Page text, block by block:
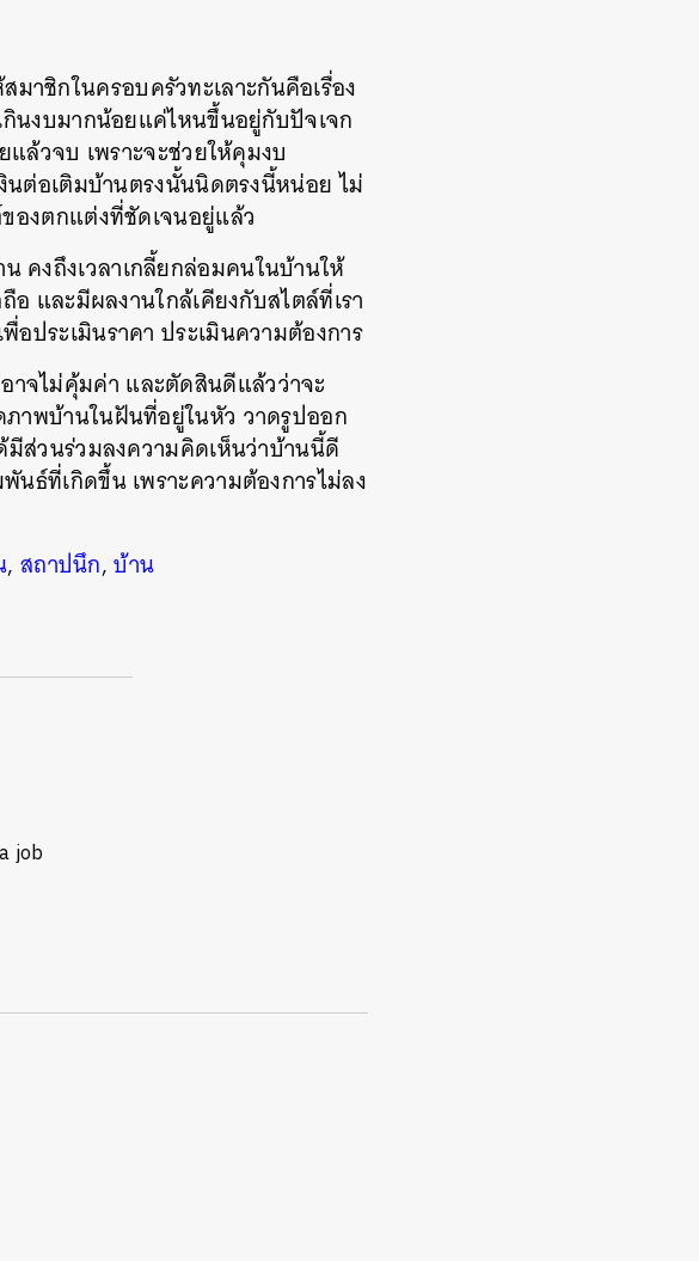
าชิกในครอบครัวทะเลาะกันคือเรื่อง
กินงบมากน้อยแค่ไหนขึ้นอยู่กับปัจเจก
ล้วจบ เพราะจะช่วยให้คุมงบ
นต่อเติมบ้านตรงนั้นนิดตรงนี้หน่อย ไม่
องตกแต่งที่ชัดเจนอยู่แล้ว
คงถึงเวลาเกลี้ยกล่อมคนในบ้านให้
และมีผลงานใกล้เคียงกับสไตล์ที่เรา
ระเมินราคา ประเมินความต้องการ
จไม่คุ้มค่า และตัดสินดีแล้วว่าจะ
าพบ้านในฝันที่อยู่ในหัว วาดรูปออก
ส่วนร่วมลงความคิดเห็นว่าบ้านนี้ดี
ธ์ที่เกิดขึ้น เพราะความต้องการไม่ลง
, สถาปนึก,บ้าน
job